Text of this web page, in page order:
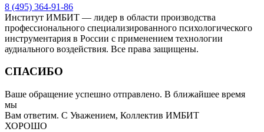
8 (495) 364-91-86
Институт ИМБИТ — лидер в области производства
профессионального специализированного психологического
инструментария в России с применением технологии
аудиального воздействия. Все права защищены.
СПАСИБО
Ваше обращение успешно отправлено. В ближайшее время
мы
Вам ответим. С Уважением, Коллектив ИМБИТ
ХОРОШО